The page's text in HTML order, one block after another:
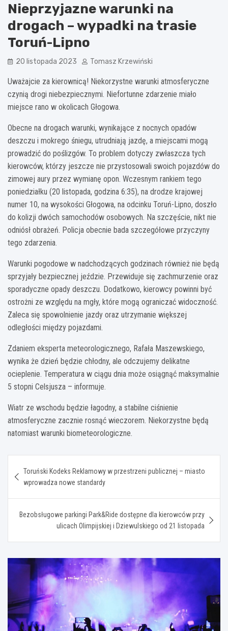
Nieprzyjazne warunki na
drogach – wypadki na trasie
Toruń-Lipno
20 listopada 2023 Tomasz Krzewiński
Uważajcie za kierownicą! Niekorzystne warunki atmosferyczne
czynią drogi niebezpiecznymi. Niefortunne zdarzenie miało
miejsce rano w okolicach Głogowa.
Obecne na drogach warunki, wynikające z nocnych opadów
deszczu i mokrego śniegu, utrudniają jazdę, a miejscami mogą
prowadzić do poślizgów. To problem dotyczy zwłaszcza tych
kierowców, którzy jeszcze nie przystosowali swoich pojazdów do
zimowej aury przez wymianę opon. Wczesnym rankiem tego
poniedziałku (20 listopada, godzina 6:35), na drodze krajowej
numer 10, na wysokości Głogowa, na odcinku Toruń-Lipno, doszło
do kolizji dwóch samochodów osobowych. Na szczęście, nikt nie
odniósł obrażeń. Policja obecnie bada szczegółowe przyczyny
tego zdarzenia.
Warunki pogodowe w nadchodzących godzinach również nie będą
sprzyjały bezpiecznej jeździe. Przewiduje się zachmurzenie oraz
sporadyczne opady deszczu. Dodatkowo, kierowcy powinni być
ostrożni ze względu na mgły, które mogą ograniczać widoczność.
Zaleca się spowolnienie jazdy oraz utrzymanie większej
odległości między pojazdami.
Zdaniem eksperta meteorologicznego, Rafała Maszewskiego,
wynika że dzień będzie chłodny, ale odczujemy delikatne
ocieplenie. Temperatura w ciągu dnia może osiągnąć maksymalnie
5 stopni Celsjusza – informuje.
Wiatr ze wschodu będzie łagodny, a stabilne ciśnienie
atmosferyczne zacznie rosnąć wieczorem. Niekorzystne będą
natomiast warunki biometeorologiczne.
wpisu
Toruński Kodeks Reklamowy w przestrzeni publicznej – miasto
wprowadza nowe standardy
Bezobsługowe parkingi Park&Ride dostępne dla kierowców przy
ulicach Olimpijskiej i Dziewulskiego od 21 listopada